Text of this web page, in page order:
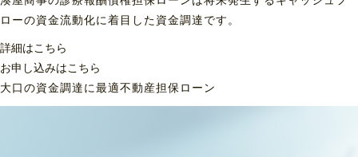
ローの資金流動化に着目した資金調達です。
詳細はこちら
お申し込みはこちら
大口の資金調達に最適不動産担保ローン